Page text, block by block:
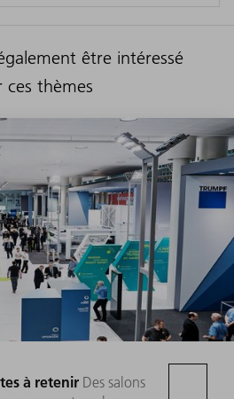
être intéressé
ces thèmes
à retenir Des salons